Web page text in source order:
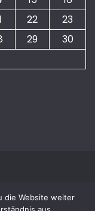
22
23
29
30
die Website weiter